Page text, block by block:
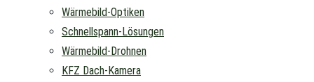
Wärmebild-Optiken
Schnellspann-Lösungen
Wärmebild-Drohnen
KFZ Dach-Kamera